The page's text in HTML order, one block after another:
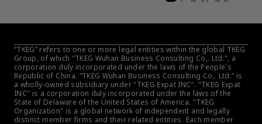
“TKEG” refers to one or more legal entities within the global TKEG
Group, of which "TKEG Wuhan Business Consulting Co,. Ltd.", a
corporation duly incorporated under the laws of the People´s
Republic of China. “TKEG Wuhan Business Consulting Co,. Ltd.” is
a wholly-owned subsidiary under "TKEG Expat INC". "TKEG Expat
INC" is a corporation duly incorporated under the laws of the
State of Delaware of the United States of America. "TKEG
Organization" is a global network of independent and legally
distinct member firms and their related entities. Each member